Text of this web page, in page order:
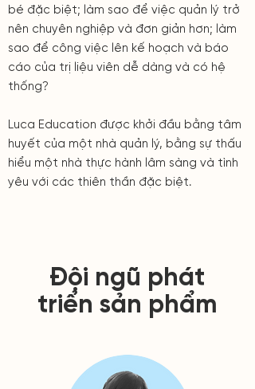
bé đặc biệt; làm sao để việc quản lý trở
nên chuyên nghiệp và đơn giản hơn; làm
sao để công việc lên kế hoạch và báo
cáo của trị liệu viên dễ dàng và có hệ
thống?
Luca Education được khởi đầu bằng tâm
huyết của một nhà quản lý, bằng sự thấu
hiểu một nhà thực hành lâm sàng và tình
yêu với các thiên thần đặc biệt.
Đội ngũ phát
triển sản phẩm